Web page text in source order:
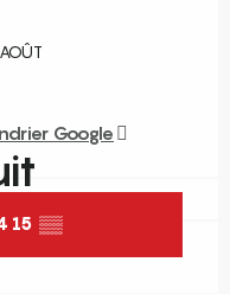
AOÛT
Google
15 ▒▒